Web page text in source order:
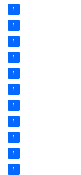
1
1
1
1
1
1
1
1
1
1
1